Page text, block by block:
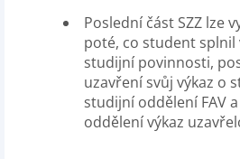
Poslední část SZZ lze
poté, co student splnil
studijní povinnosti,
uzavření svůj výkaz o
studijní oddělení FAV
oddělení výkaz